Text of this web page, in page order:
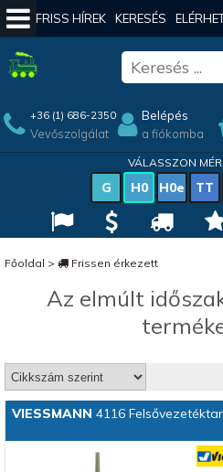
FRISS HÍREK KERESÉS
+36 (1) 686-2350
Vevőszolgálat
Belépés
a fiókomba
VÁLASSZON
G H0 H0e TT
Főoldal > Frissen érkezett
Az elmúlt
VIESSMANN 4116